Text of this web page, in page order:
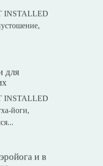
INSTALLED
для
INSTALLED
йоги,
и в